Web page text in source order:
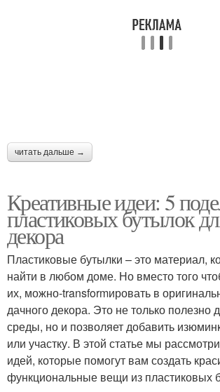
читать дальше →
Креативные идеи: 5
пластиковых бутылок
декора
Пластиковые бутылки – это материал,
найти в любом доме. Но вместо того
их, можно-transformировать в
дачного декора. Это не только
среды, но и позволяет добавить
или участку. В этой статье мы
идей, которые помогут вам создать
функциональные вещи из пластиковых